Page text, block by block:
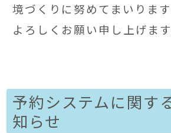
境づくりに努めてまいりま
よろしくお願い申し上げます
予約システムに関す
知らせ